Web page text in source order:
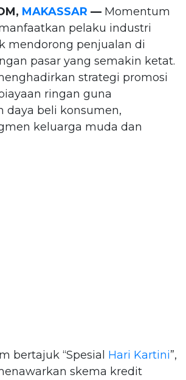
MAKASSAR — Momentum
pelaku industri
mendorong penjualan di
pasar yang semakin ketat.
strategi promosi
ringan guna
daya beli konsumen,
keluarga muda dan
bertajuk “Spesial Hari Kartini”,
skema kredit